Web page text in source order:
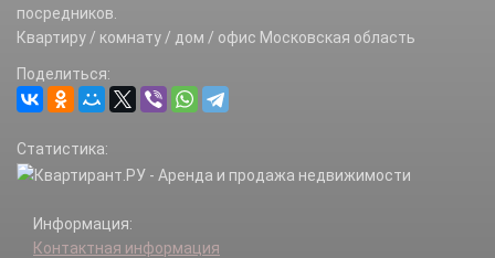
посредников.
Квартиру / комнату / дом / офис Московская область
Поделиться:
Статистика:
Информация:
Контактная информация